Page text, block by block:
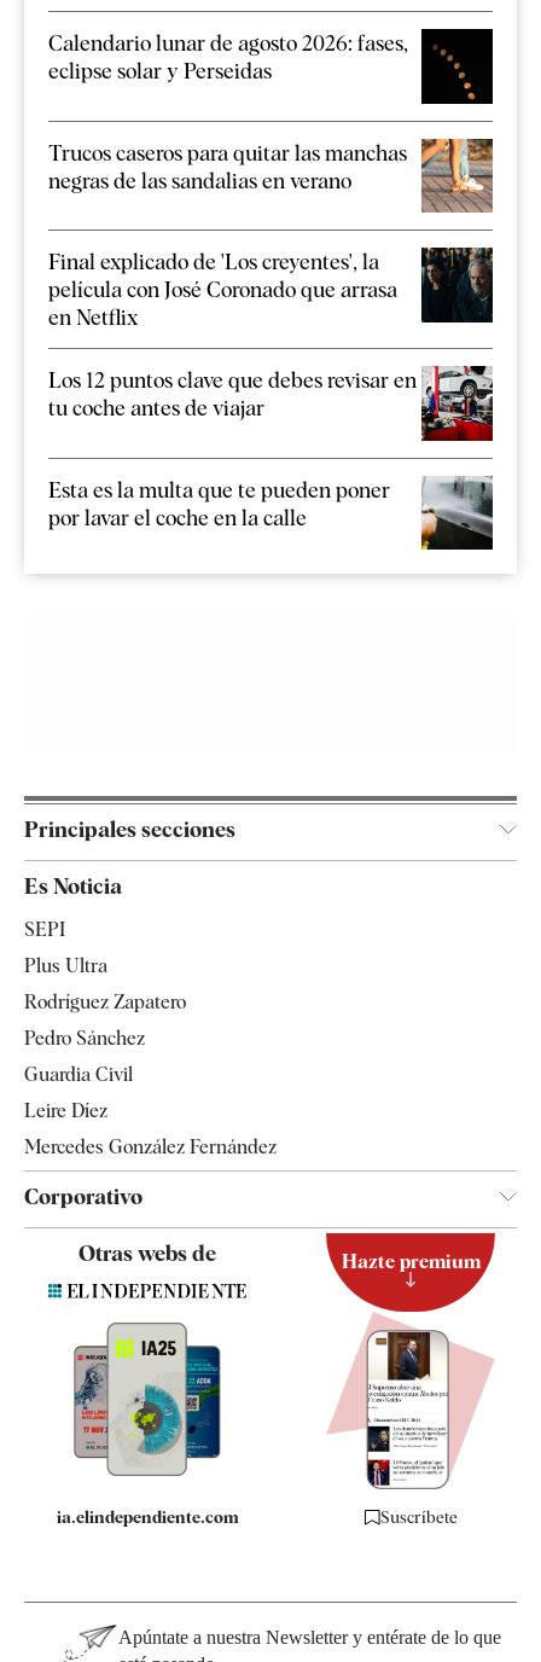
Calendario lunar de agosto 2026: fases,
eclipse solar y Perseidas
Trucos caseros para quitar las manchas
negras de las sandalias en verano
Final explicado de 'Los creyentes', la
película con José Coronado que arrasa
en Netflix
Los 12 puntos clave que debes revisar en
tu coche antes de viajar
Esta es la multa que te pueden poner
por lavar el coche en la calle
Principales secciones
España
Televisión
Es Noticia
SEPI
Plus Ultra
Rodríguez Zapatero
Pedro Sánchez
Guardia Civil
Leire Díez
Mercedes González Fernández
Corporativo
Contacto
Quiénes somos
Especificaciones
Otras webs de
ia.elindependiente.com
Hazte premium
Suscríbete
Apúntate a nuestra Newsletter y entérate de lo que